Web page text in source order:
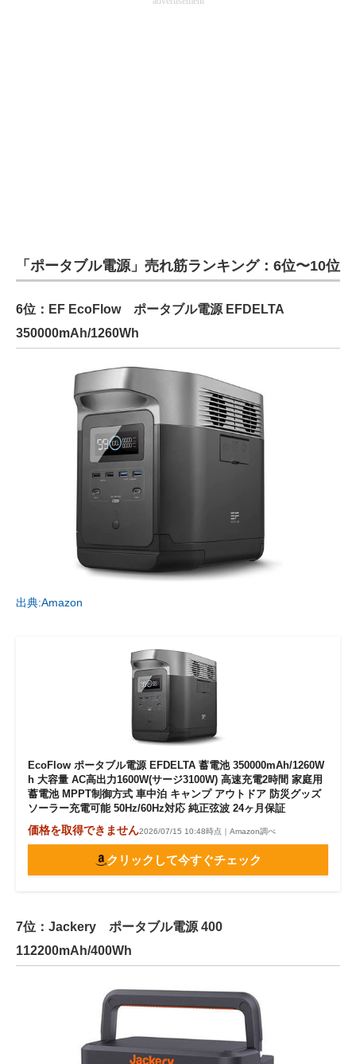
「ポータブル電源」売れ筋ランキング：6位〜10位
6位：EF EcoFlow ポータブル電源 EFDELTA
350000mAh/1260Wh
出典:Amazon
EcoFlow ポータブル電源 EFDELTA 蓄電池 350000mAh/1260W
h 大容量 AC高出力1600W(サージ3100W) 高速充電2時間 家庭用
蓄電池 MPPT制御方式 車中泊 キャンプ アウトドア 防災グッズ
ソーラー充電可能 50Hz/60Hz対応 純正弦波 24ヶ月保証
価格を取得できません2026/07/15 10:48時点｜Amazon調べ
クリックして今すぐチェック
7位：Jackery ポータブル電源 400
112200mAh/400Wh